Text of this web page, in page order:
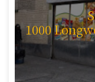
1000